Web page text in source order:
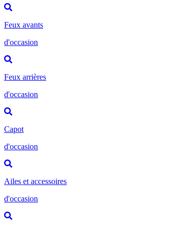
Feux avants
d'occasion
Feux arrières
d'occasion
Capot
d'occasion
Ailes et accessoires
d'occasion